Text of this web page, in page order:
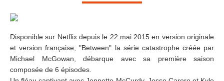
ESPACE
MEMBRE
Disponible sur Netflix depuis le 22 mai 2015 en version originale
et version française, "Between" la série catastrophe créée par
Michael McGowan, débarque avec sa première saison
composée de 6 épisodes.